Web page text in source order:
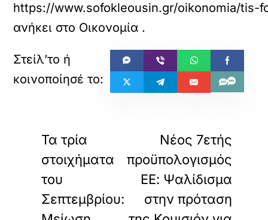
https://www.sofokleousin.gr/oikonomia/
ανήκει στο Οικονομία .
Τα τρία
στοιχήματα
του
Σεπτεμβρίου:
Νέος 7ετής
προϋπολογισμός
ΕΕ: Ψαλίδισμα
στην πρόταση